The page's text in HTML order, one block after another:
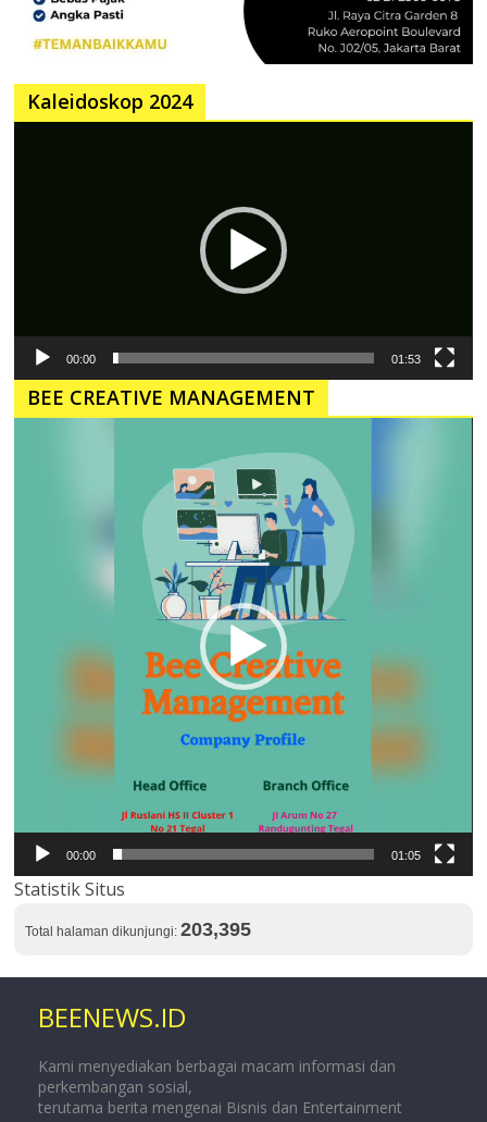
Kaleidoskop 2024
00:00 01:53
BEE CREATIVE MANAGEMENT
00:00 01:05
Statistik Situs
Total halaman dikunjungi:203,395
BEENEWS.ID
Kami menyediakan berbagai macam informasi dan
perkembangan sosial,
terutama berita mengenai Bisnis dan Entertainment